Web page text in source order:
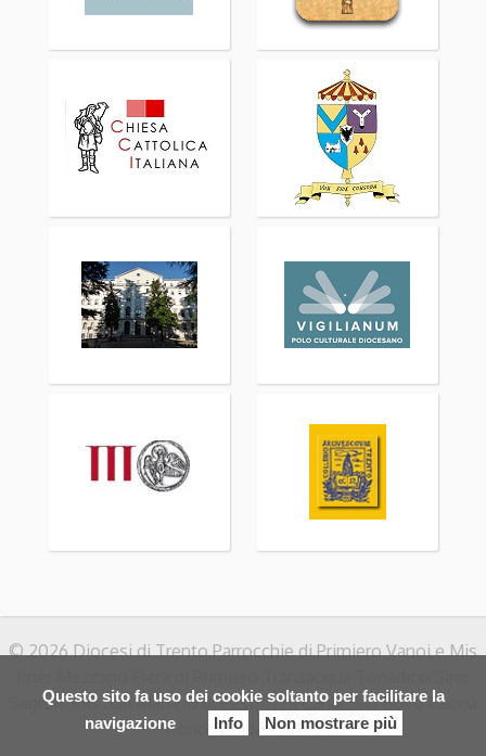
Questo sito fa uso dei cookie soltanto per facilitare la
navigazione
Info Non mostrare più
© 2026 Diocesi di Trento Parrocchie di Primiero Vanoi e Mis
Sagron-Mis San Martino di Castrozza Canal San Bovo Caoria
Ronco Prade Zortea